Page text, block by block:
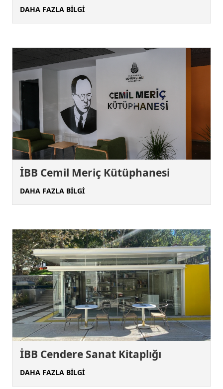
DAHA FAZLA BİLGİ
İBB Cemil Meriç Kütüphanesi
DAHA FAZLA BİLGİ
İBB Cendere Sanat Kitaplığı
DAHA FAZLA BİLGİ